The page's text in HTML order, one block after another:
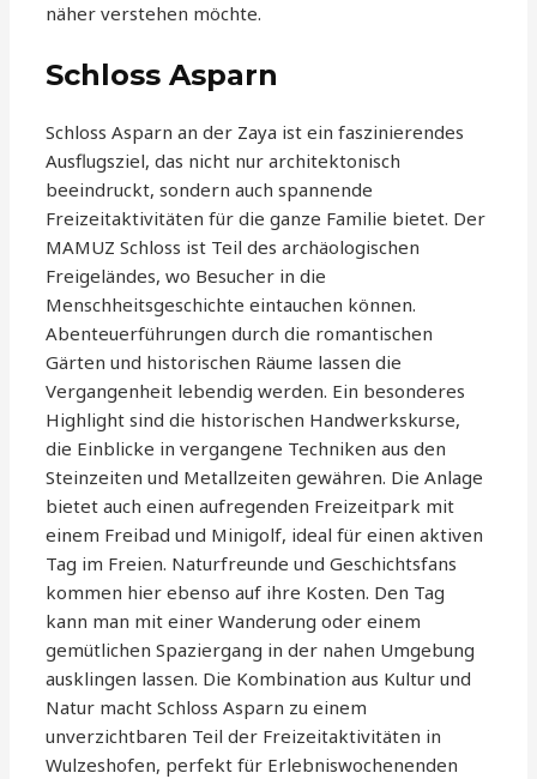
näher verstehen möchte.
Schloss Asparn
Schloss Asparn an der Zaya ist ein faszinierendes
Ausflugsziel, das nicht nur architektonisch
beeindruckt, sondern auch spannende
Freizeitaktivitäten für die ganze Familie bietet. Der
MAMUZ Schloss ist Teil des archäologischen
Freigeländes, wo Besucher in die
Menschheitsgeschichte eintauchen können.
Abenteuerführungen durch die romantischen
Gärten und historischen Räume lassen die
Vergangenheit lebendig werden. Ein besonderes
Highlight sind die historischen Handwerkskurse,
die Einblicke in vergangene Techniken aus den
Steinzeiten und Metallzeiten gewähren. Die Anlage
bietet auch einen aufregenden Freizeitpark mit
einem Freibad und Minigolf, ideal für einen aktiven
Tag im Freien. Naturfreunde und Geschichtsfans
kommen hier ebenso auf ihre Kosten. Den Tag
kann man mit einer Wanderung oder einem
gemütlichen Spaziergang in der nahen Umgebung
ausklingen lassen. Die Kombination aus Kultur und
Natur macht Schloss Asparn zu einem
unverzichtbaren Teil der Freizeitaktivitäten in
Wulzeshofen, perfekt für Erlebniswochenenden